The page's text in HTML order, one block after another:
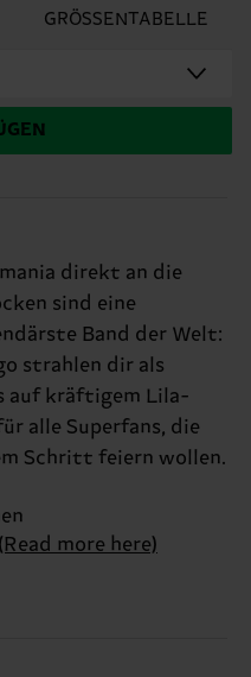
GRÖSSENTABELLE
direkt an die
sind eine
Band der Welt:
strahlen dir als
auf kräftigem Lila-
alle Superfans, die
Schritt feiern wollen.
(Read more here)